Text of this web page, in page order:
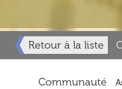
Retour à la liste
Communauté